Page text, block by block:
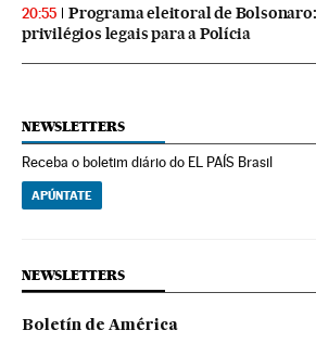
20:55
Programa eleitoral de
privilégios legais para a Polícia
NEWSLETTERS
Receba o boletim diário do EL PAÍS Brasil
APÚNTATE
NEWSLETTERS
Boletín de América